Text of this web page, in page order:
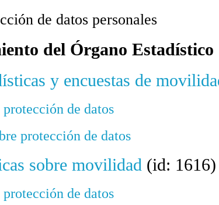
de datos personales
del Órgano
y encuestas de
de datos
protección de datos
sobre movilidad (id: 1616)
de datos